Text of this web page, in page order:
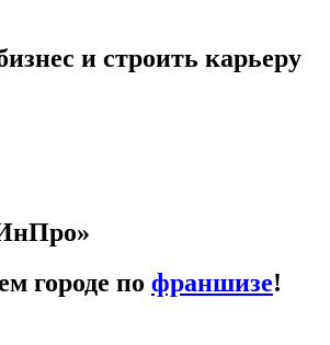
и строить карьеру
городе по франшизе!